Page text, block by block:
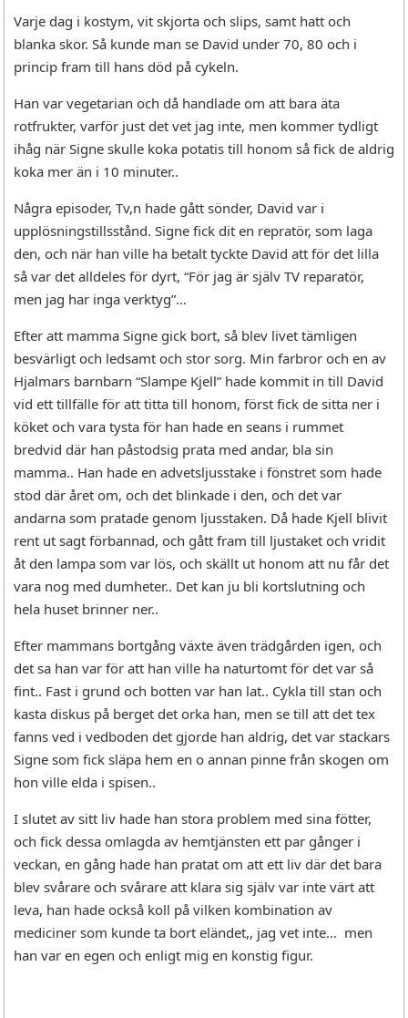
Varje dag i kostym, vit skjorta och slips, samt hatt och
blanka skor. Så kunde man se David under 70, 80 och i
princip fram till hans död på cykeln.
Han var vegetarian och då handlade om att bara äta
rotfrukter, varför just det vet jag inte, men kommer tydligt
ihåg när Signe skulle koka potatis till honom så fick de aldrig
koka mer än i 10 minuter..
Några episoder, Tv,n hade gått sönder, David var i
upplösningstillsstånd. Signe fick dit en repratör, som laga
den, och när han ville ha betalt tyckte David att för det lilla
så var det alldeles för dyrt, “För jag är själv TV reparatör,
men jag har inga verktyg”…
Efter att mamma Signe gick bort, så blev livet tämligen
besvärligt och ledsamt och stor sorg. Min farbror och en av
Hjalmars barnbarn “Slampe Kjell” hade kommit in till David
vid ett tillfälle för att titta till honom, först fick de sitta ner i
köket och vara tysta för han hade en seans i rummet
bredvid där han påstodsig prata med andar, bla sin
mamma.. Han hade en advetsljusstake i fönstret som hade
stod där året om, och det blinkade i den, och det var
andarna som pratade genom ljusstaken. Då hade Kjell blivit
rent ut sagt förbannad, och gått fram till ljustaket och vridit
åt den lampa som var lös, och skällt ut honom att nu får det
vara nog med dumheter.. Det kan ju bli kortslutning och
hela huset brinner ner..
Efter mammans bortgång växte även trädgården igen, och
det sa han var för att han ville ha naturtomt för det var så
fint.. Fast i grund och botten var han lat.. Cykla till stan och
kasta diskus på berget det orka han, men se till att det tex
fanns ved i vedboden det gjorde han aldrig, det var stackars
Signe som fick släpa hem en o annan pinne från skogen om
hon ville elda i spisen..
I slutet av sitt liv hade han stora problem med sina fötter,
och fick dessa omlagda av hemtjänsten ett par gånger i
veckan, en gång hade han pratat om att ett liv där det bara
blev svårare och svårare att klara sig själv var inte värt att
leva, han hade också koll på vilken kombination av
mediciner som kunde ta bort eländet,, jag vet inte… men
han var en egen och enligt mig en konstig figur.